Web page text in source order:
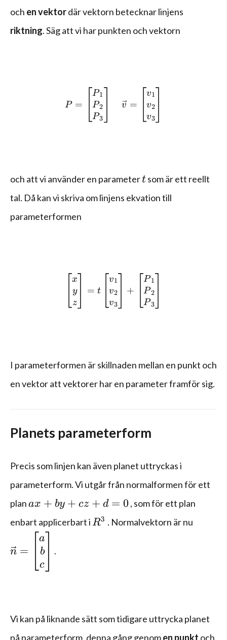
och en vektordär vektorn betecknar linjens
riktning. Säg att vi har punkten och vektorn
P=\left[
P =
P 1
P2
P3
v =
v1
v2
v3
och att vi använder en parametert
tsom är ett reellt
tal. Då kan vi skriva om linjens ekvation till
parameterformen
\left[ \begin{matrix} x
x
y
z
= t
v1
v2
v3
+
P 1
P2
P3
I parameterformen är skillnaden mellan en punkt och
en vektor att vektorer har en parameter framför sig.
Planets parameterform
Precis som linjen kan även planet uttryckas i
parameterform. Vi utgår från normalformen för ett
plan ax+by+cz+d=0
ax + by + cz + d = 0, som för ett plan
enbart applicerbart i {R}^{3}
R3 . Normalvektorn är nu
\vec { n } =\left[ \begin{matrix} a \\ b \\
n =
a
b
c
.
Vi kan på liknande sätt som tidigare uttrycka planet
på parameterform, denna gång genomen punkt och